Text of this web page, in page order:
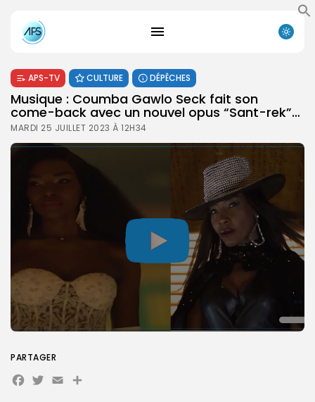
Search
for:
APS-TV CULTURE DÉPÊCHES
Musique : Coumba Gawlo Seck fait son
come-back avec un nouvel opus “Sant-rek”…
MARDI 25 JUILLET 2023 À 12H34
PARTAGER
Facebook
Twitter
EmailPartager